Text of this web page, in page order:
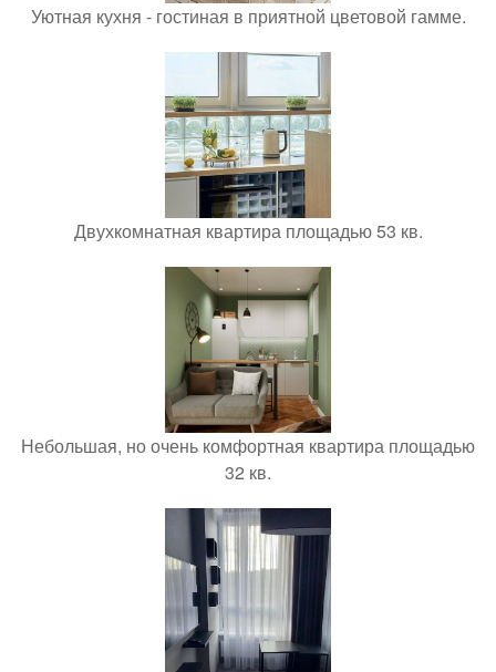
Уютная кухня - гостиная в приятной цветовой гамме.
Двухкомнатная квартира площадью 53 кв.
Небольшая, но очень комфортная квартира площадью
32 кв.